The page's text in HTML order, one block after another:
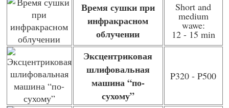
Время сушки при
инфракрасном
облучении
Short and
medium
wawe:
12 - 15 min
Эксцентриковая
шлифовальная
машина “по-
сухому”
P320 - P500